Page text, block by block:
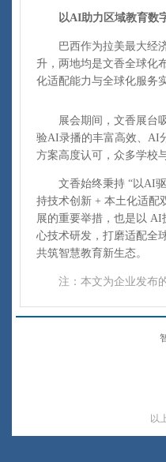
以AI助力区域教育数
巴西作为拉美最大经济
升，两地均是文香全球化
化适配能力与全球化服务
展会期间，文香展台吸
验AI录播的丰富高效、AI
方案高度认可，众多学校
文香始终秉持 “以AI驱
持技术创新 + 本土化适配
展的重要举措，也是以
心技术研发，打磨适配全
共筑智慧教育新生态。
注：本文为企业发布
以